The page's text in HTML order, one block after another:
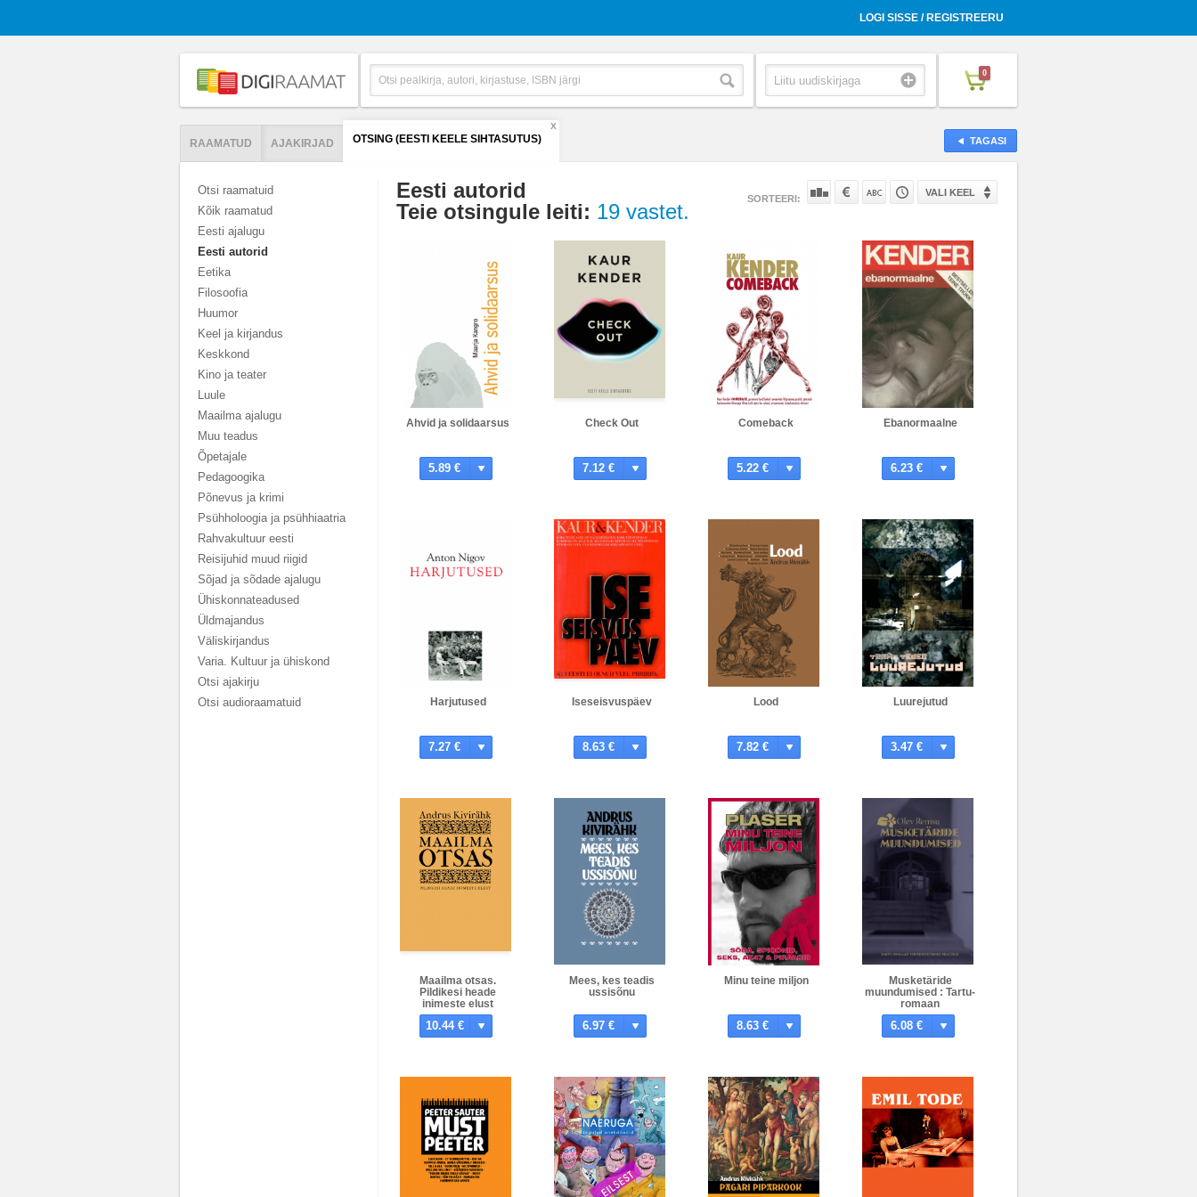
LOGI SISSE / REGISTREERU
0
TAGASI
RAAMATUD AJAKIRJAD OTSING (EESTI KEELE SIHTASUTUS)
X
Otsi raamatuid
Kõik raamatud
Eesti ajalugu
Eesti autorid
Eetika
Filosoofia
Huumor
Keel ja kirjandus
Keskkond
Kino ja teater
Luule
Maailma ajalugu
Muu teadus
Õpetajale
Pedagoogika
Põnevus ja krimi
Psühholoogia ja psühhiaatria
Rahvakultuur eesti
Reisijuhid muud riigid
Sõjad ja sõdade ajalugu
Ühiskonnateadused
Üldmajandus
Väliskirjandus
Varia. Kultuur ja ühiskond
Otsi ajakirju
Otsi audioraamatuid
Eesti autorid
Teie otsingule leiti: 19 vastet.
SORTEERI:
VALI KEEL
Ahvid ja solidaarsus
5.89 €
Check Out
7.12 €
Comeback
5.22 €
Ebanormaalne
6.23 €
Harjutused
7.27 €
Iseseisvuspäev
8.63 €
Lood
7.82 €
Luurejutud
3.47 €
Maailma otsas.
Pildikesi heade
inimeste elust
10.44 €
Mees, kes teadis
ussisõnu
6.97 €
Minu teine miljon
8.63 €
Musketäride
muundumised : Tartu-
romaan
viieteistkümnes
peatükis
6.08 €